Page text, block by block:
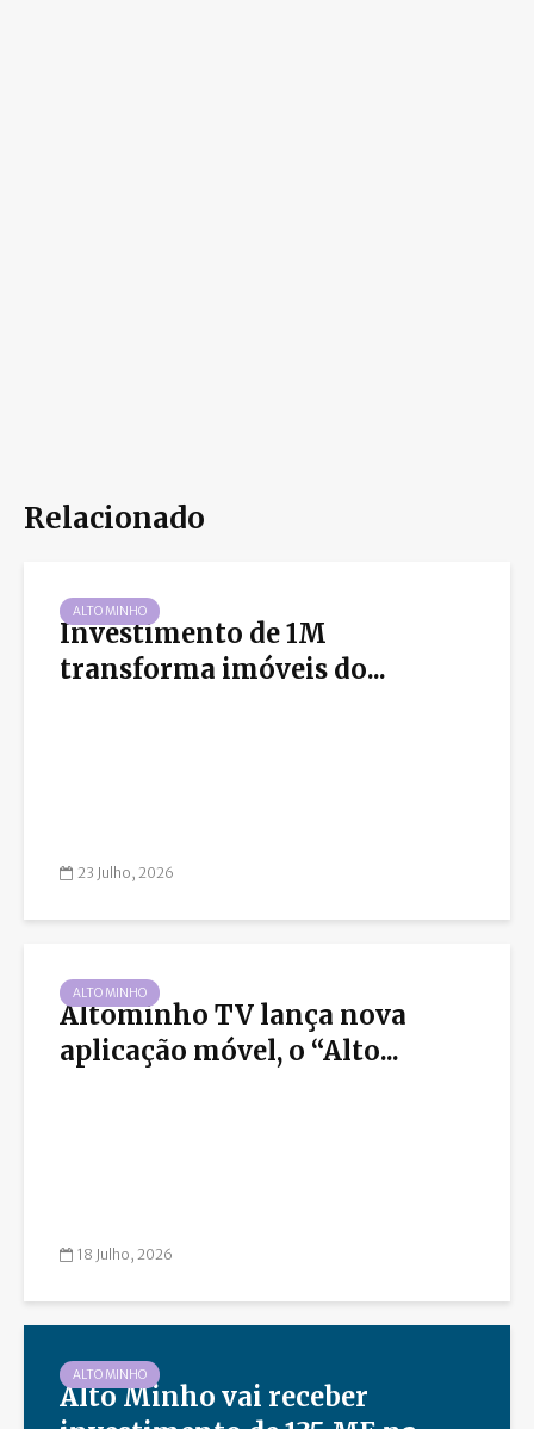
Relacionado
ALTO MINHO
Investimento de 1M
transforma imóveis do...
23 Julho, 2026
ALTO MINHO
Altominho TV lança nova
aplicação móvel, o “Alto...
18 Julho, 2026
ALTO MINHO
Alto Minho vai receber